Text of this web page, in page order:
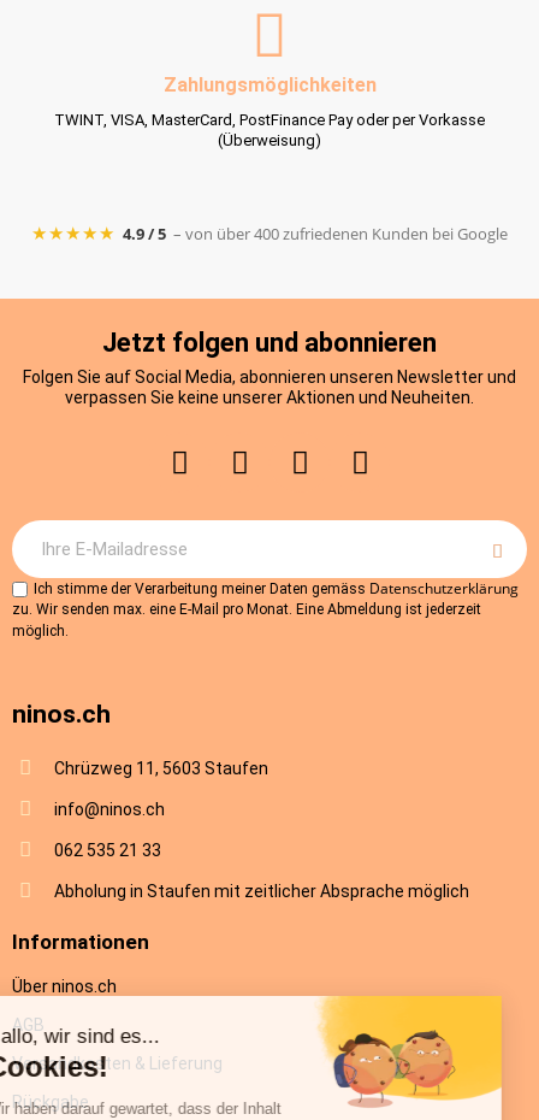
Zahlungsmöglichkeiten
TWINT, VISA, MasterCard, PostFinance Pay oder per Vorkasse
(Überweisung)
★★★★★ 4.9 / 5 – von über 400 zufriedenen Kunden bei Google
Jetzt folgen und abonnieren
Folgen Sie auf Social Media, abonnieren unseren Newsletter und
verpassen Sie keine unserer Aktionen und Neuheiten.
Ich stimme der Verarbeitung meiner Daten gemäss Datenschutzerklärung
zu. Wir senden max. eine E-Mail pro Monat. Eine Abmeldung ist jederzeit
möglich.
ninos.ch
Chrüzweg 11, 5603 Staufen
info@ninos.ch
062 535 21 33
Abholung in Staufen mit zeitlicher Absprache möglich
Informationen
Über ninos.ch
AGB
Versandkosten & Lieferung
Rückgabe